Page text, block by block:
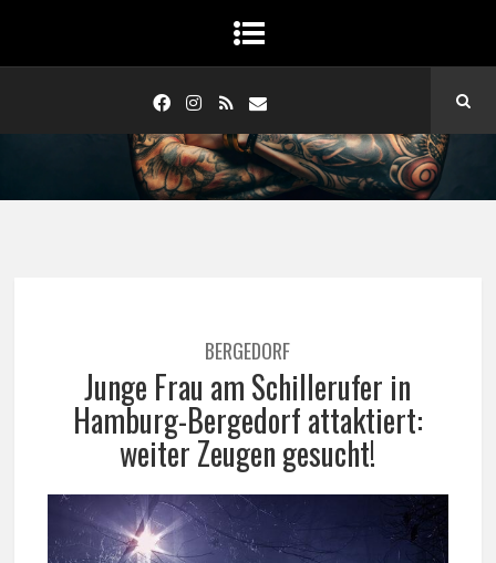
BERGEDORF
Junge Frau am Schillerufer in
Hamburg-Bergedorf attaktiert:
weiter Zeugen gesucht!